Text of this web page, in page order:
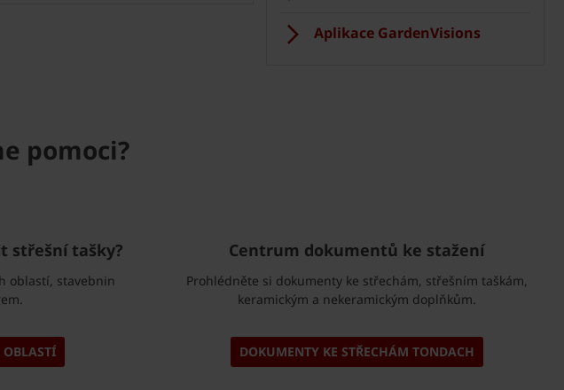
Aplikace GardenVisions
pomoci?
střešní tašky?
oblastí, stavebnin
Centrum dokumentů ke stažení
Prohlédněte si dokumenty ke střechám, střešním taškám,
keramickým a nekeramickým doplňkům.
DOKUMENTY KE STŘECHÁM TONDACH